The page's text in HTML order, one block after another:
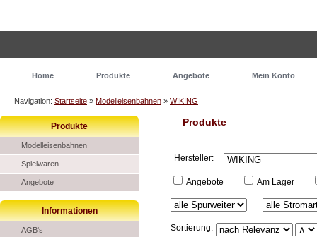
Home Produkte Angebote Mein Konto
Navigation: Startseite » Modelleisenbahnen » WIKING
Produkte
Modelleisenbahnen
Spielwaren
Angebote
Informationen
AGB's
Produkte
Hersteller:
Angebote Am Lager
Sortierung: